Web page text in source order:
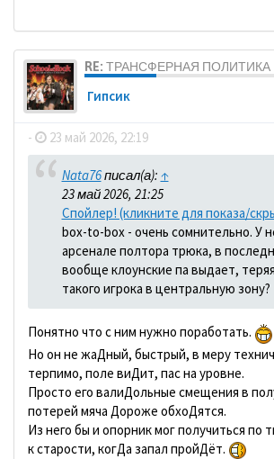
RE: ТРАНСФЕРНАЯ ПОЛИТИКА
Гипсик
- 23 май 2026, 22:19
Nata76писал(а): ↑
23 май 2026, 21:25
Спойлер! (кликните для показа/
box-to-box - очень сомнительно. У
арсенале полтора трюка, в
вообще клоунские па выдает,
такого игрока в центральную зону?
Понятно что с ним нужно поработать.
Но он не жаДный, быстрый, в меру
терпимо, поле виДит, пас на уровне.
Просто его валиДольные смещения в
потерей мяча Дороже обхоДятся.
Из него бы и опорник мог получиться по
к старости, когДа запал пройДёт.